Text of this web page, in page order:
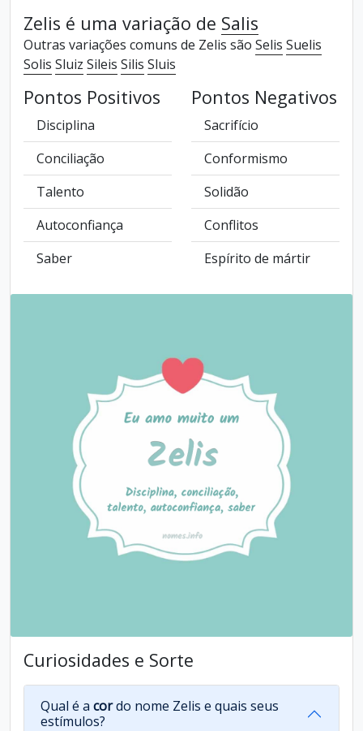
Zelis é uma variação de Salis
Outras variações comuns de Zelis são Selis Suelis
Solis Sluiz Sileis Silis Sluis
Pontos Positivos
Disciplina
Conciliação
Talento
Autoconfiança
Saber
Pontos Negativos
Sacrifício
Conformismo
Solidão
Conflitos
Espírito de mártir
Curiosidades e Sorte
Qual é a cordo nome Zelis e quais seus
estímulos?